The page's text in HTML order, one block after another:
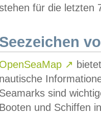
für die letzten
Seezeichen
OpenSeaMap ↗
nautische
Seamarks sind
Booten und Schiffen